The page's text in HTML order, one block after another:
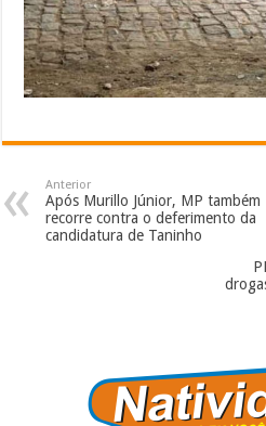
Anterior
Após Murillo Júnior, MP também
recorre contra o deferimento da
candidatura de Taninho